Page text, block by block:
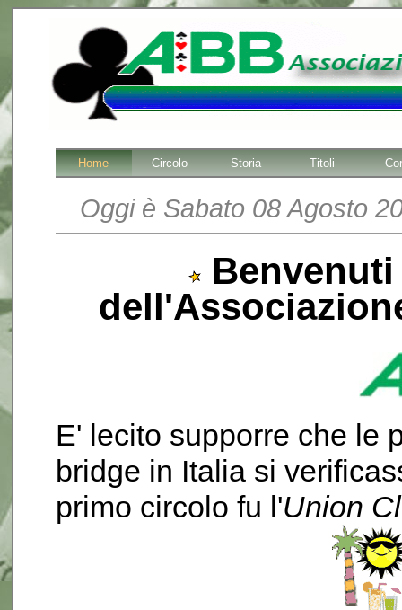
Home Circolo Storia Titoli
Oggi è Sabato 08 Agosto
Benvenuti
E' lecito supporre che le
bridge in Italia si
primo circolo fu l'Union